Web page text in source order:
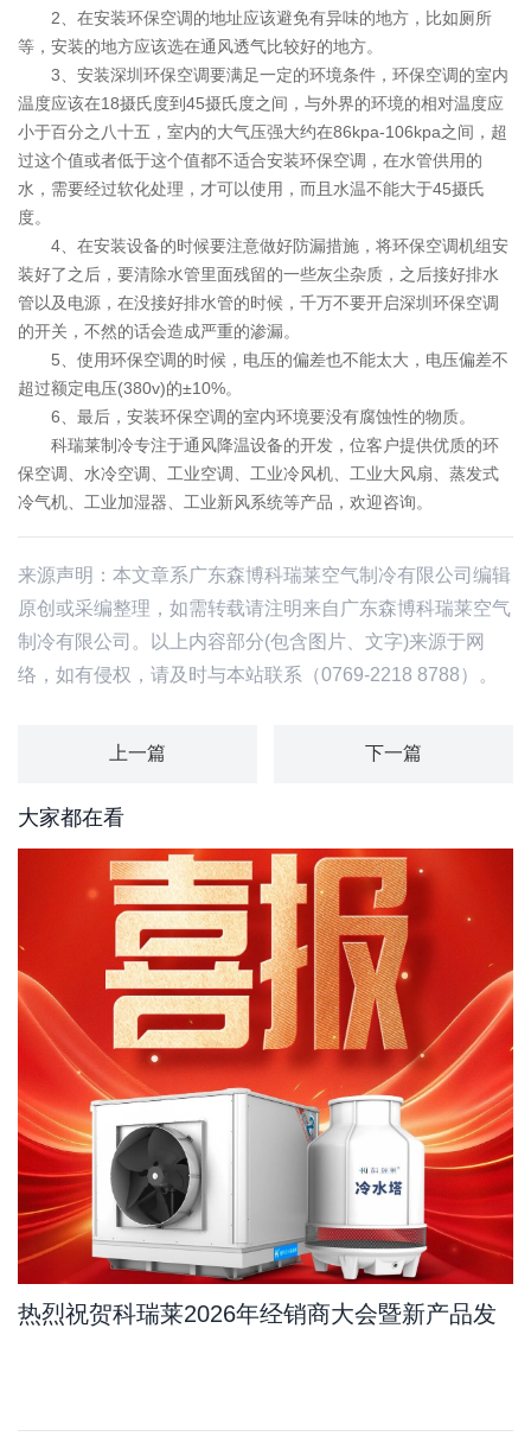
2、在安装环保空调的地址应该避免有异味的地方，比如厕所
等，安装的地方应该选在通风透气比较好的地方。
3、安装深圳环保空调要满足一定的环境条件，环保空调的室内
温度应该在18摄氏度到45摄氏度之间，与外界的环境的相对温度应
小于百分之八十五，室内的大气压强大约在86kpa-106kpa之间，超
过这个值或者低于这个值都不适合安装环保空调，在水管供用的
水，需要经过软化处理，才可以使用，而且水温不能大于45摄氏
度。
4、在安装设备的时候要注意做好防漏措施，将环保空调机组安
装好了之后，要清除水管里面残留的一些灰尘杂质，之后接好排水
管以及电源，在没接好排水管的时候，千万不要开启深圳环保空调
的开关，不然的话会造成严重的渗漏。
5、使用环保空调的时候，电压的偏差也不能太大，电压偏差不
超过额定电压(380v)的±10%。
6、最后，安装环保空调的室内环境要没有腐蚀性的物质。
科瑞莱制冷专注于通风降温设备的开发，位客户提供优质的环
保空调、水冷空调、工业空调、工业冷风机、工业大风扇、蒸发式
冷气机、工业加湿器、工业新风系统等产品，欢迎咨询。
来源声明：本文章系广东森博科瑞莱空气制冷有限公司编辑
原创或采编整理，如需转载请注明来自广东森博科瑞莱空气
制冷有限公司。以上内容部分(包含图片、文字)来源于网
络，如有侵权，请及时与本站联系（0769-2218 8788）。
上一篇 下一篇
大家都在看
热烈祝贺科瑞莱2026年经销商大会暨新产品发